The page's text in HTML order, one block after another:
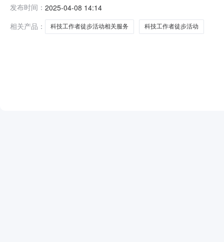
活动项目采购2.采购单位：无锡市科学技术协会3.采购
200名，不少
发布时间： 2025-04-08 14:14
相关产品：
科技工作者徒步活动相关服务 科技工作者徒步活动